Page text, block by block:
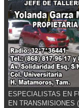
ESPECIALISTAS EN
EN TRANSMISIONES